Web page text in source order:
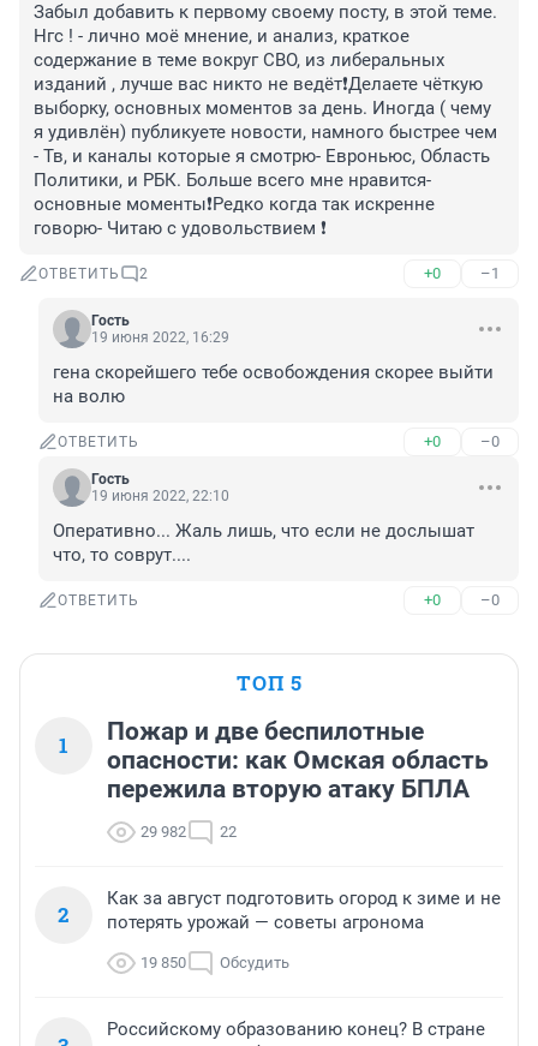
Забыл добавить к первому своему посту, в этой теме.
Нгс ! - лично моё мнение, и анализ, краткое
содержание в теме вокруг СВО, из либеральных
изданий , лучше вас никто не ведёт❗️Делаете чёткую
выборку, основных моментов за день. Иногда ( чему
я удивлён) публикуете новости, намного быстрее чем
- Тв, и каналы которые я смотрю- Евроньюс, Область
Политики, и РБК. Больше всего мне нравится-
основные моменты❗️Редко когда так искренне
говорю- Читаю с удовольствием ❗️
ОТВЕТИТЬ 2 +0 –1
Гость
19 июня 2022, 16:29
гена скорейшего тебе освобождения скорее выйти
на волю
ОТВЕТИТЬ +0 –0
Гость
19 июня 2022, 22:10
Оперативно... Жаль лишь, что если не дослышат
что, то соврут....
ОТВЕТИТЬ +0 –0
ТОП 5
1
Пожар и две беспилотные
опасности: как Омская область
пережила вторую атаку БПЛА
29 982 22
2
Как за август подготовить огород к зиме и не
потерять урожай — советы агронома
19 850 Обсудить
Российскому образованию конец? В стране